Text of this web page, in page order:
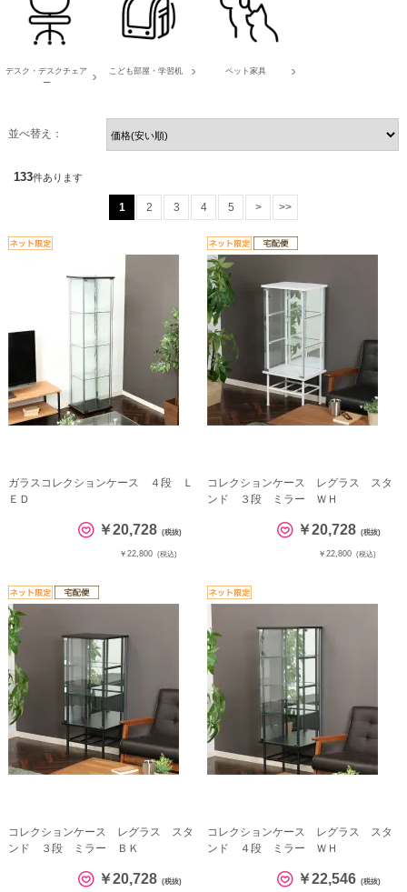
デスク・デスクチェア
ー
こども部屋・学習机 ペット家具
並べ替え：
133件あります
1 2 3 4 5 > >>
ガラスコレクションケース ４段 Ｌ
ＥＤ
￥20,728 (税抜)
￥22,800 (税込)
コレクションケース レグラス スタ
ンド ３段 ミラー ＷＨ
￥20,728 (税抜)
￥22,800 (税込)
コレクションケース レグラス スタ
ンド ３段 ミラー ＢＫ
￥20,728 (税抜)
コレクションケース レグラス スタ
ンド ４段 ミラー ＷＨ
￥22,546 (税抜)